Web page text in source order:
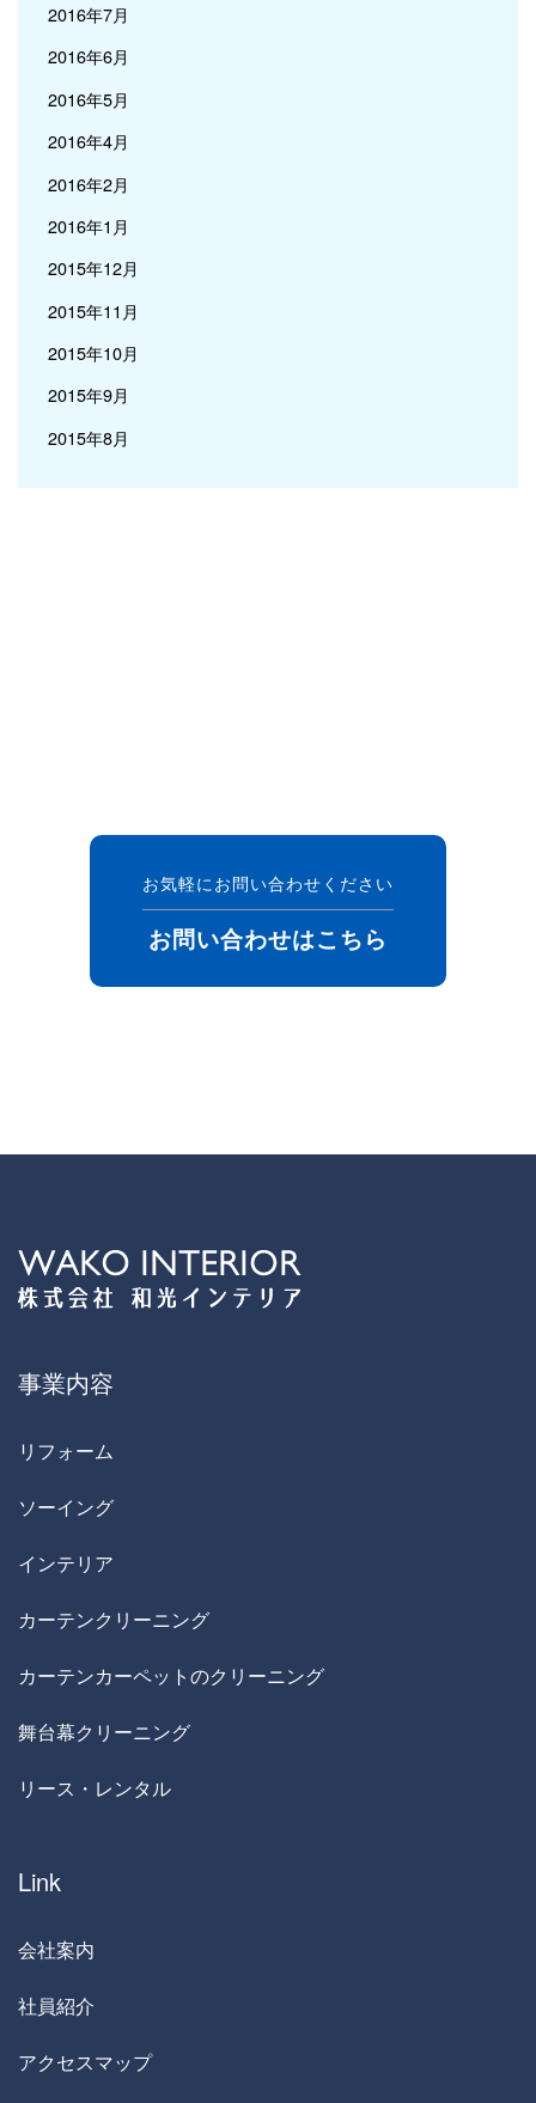
2016年7月
2016年6月
2016年5月
2016年4月
2016年2月
2016年1月
2015年12月
2015年11月
2015年10月
2015年9月
2015年8月
お気軽にお問い合わせください
お問い合わせはこちら
事業内容
リフォーム
ソーイング
インテリア
カーテンクリーニング
カーテンカーペットのクリーニング
舞台幕クリーニング
リース・レンタル
Link
会社案内
社員紹介
アクセスマップ